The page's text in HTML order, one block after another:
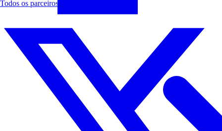
Todos os parceiros